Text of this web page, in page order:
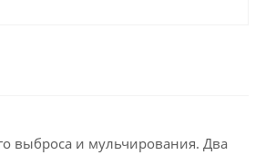
выброса и мульчирования. Два